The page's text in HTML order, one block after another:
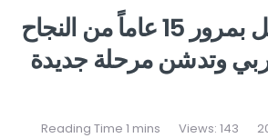
“إكسينا” تحتفل بمرور 15 عاماً من النجاح
وتدشن مرحلة جديدة
Views: 143